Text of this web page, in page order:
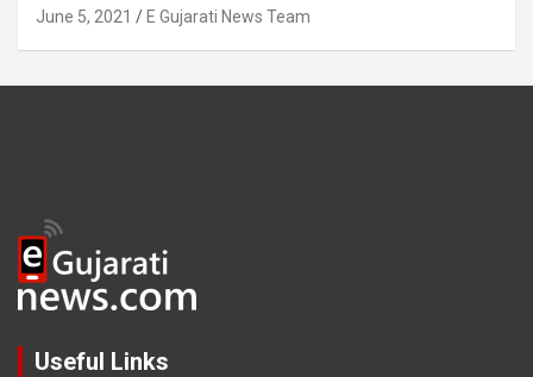
June 5, 2021 E Gujarati News Team
Useful Links